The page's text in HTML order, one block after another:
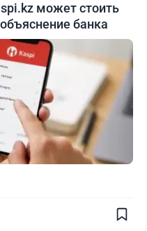
может стоить
банка